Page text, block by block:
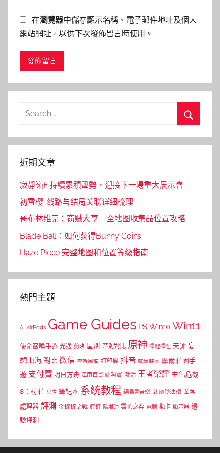
在瀏覽器中儲存顯示名稱、電子郵件地址及個人
網站網址，以供下次發佈留言時使用。
Search
近期文章
寂靜嶺F 持續累積聲勢，迎接下一場重大展示會
初雪樱: 线路与结局关联详细梳理
哥布林维克：窃贼大亨 – 全地图收集品位置攻略
Blade Ball：如何获得Bunny Coins
Haze Piece 完整地图和位置等级指南
熱門主題
AI AirPods Game Guides PS Win10 Win11
使命召喚手遊 光遇 剪映 區別 區別對比 原神 嗶哩嗶哩 天諭 妄
想山海 對比 微信 怒斬屠龍 打印機 抖音 摩爾莊園 摩爾莊園手
遊 支付寶 明日方舟 江南百景圖 淘寶 激活 王者榮耀 生化危機
8：村莊 男性 筆記本 系統教程 網易雲音樂 艾爾登法環 華為
處理器 評測 金鏟鏟之戰 釘釘 陰陽師 雲頂之弈 電腦 顯卡 顯示器 體
驗評測